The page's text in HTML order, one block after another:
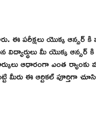
ఈ పరీక్షలు యొక్క
మీ యొక్క
ఆధారంగా ఎంత ర్యాంకు
ఈ ఆర్టికల్ పూర్తిగా